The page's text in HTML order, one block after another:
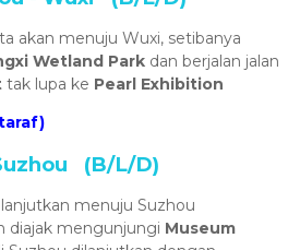
akan menuju Wuxi, setibanya
Wetland Park dan berjalan jalan
tak lupa ke Pearl Exhibition
(B/L/D)
menuju Suzhou
diajak mengunjungi Museum